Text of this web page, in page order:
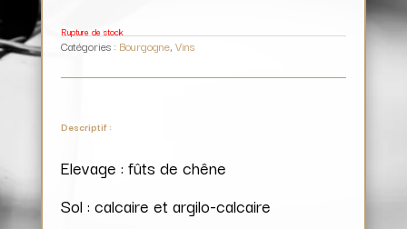
Rupture de stock
Catégories : Bourgogne, Vins
Descriptif :
Elevage : fûts de chêne
Sol : calcaire et argilo-calcaire